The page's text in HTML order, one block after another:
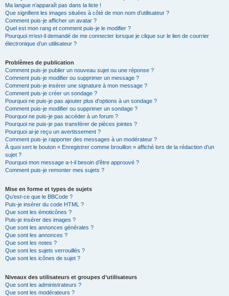
Ma langue n’apparaît pas dans la liste !
Que signifient les images situées à côté de mon nom d’utilisateur ?
Comment puis-je afficher un avatar ?
Quel est mon rang et comment puis-je le modifier ?
Pourquoi m’est-il demandé de me connecter lorsque je clique sur le lien de courrier
électronique d’un utilisateur ?
Problèmes de publication
Comment puis-je publier un nouveau sujet ou une réponse ?
Comment puis-je modifier ou supprimer un message ?
Comment puis-je insérer une signature à mon message ?
Comment puis-je créer un sondage ?
Pourquoi ne puis-je pas ajouter plus d’options à un sondage ?
Comment puis-je modifier ou supprimer un sondage ?
Pourquoi ne puis-je pas accéder à un forum ?
Pourquoi ne puis-je pas transférer de pièces jointes ?
Pourquoi ai-je reçu un avertissement ?
Comment puis-je rapporter des messages à un modérateur ?
À quoi sert le bouton « Enregistrer comme brouillon » affiché lors de la rédaction d’un
sujet ?
Pourquoi mon message a-t-il besoin d’être approuvé ?
Comment puis-je remonter mes sujets ?
Mise en forme et types de sujets
Qu’est-ce que le BBCode ?
Puis-je insérer du code HTML ?
Que sont les émoticônes ?
Puis-je insérer des images ?
Que sont les annonces générales ?
Que sont les annonces ?
Que sont les notes ?
Que sont les sujets verrouillés ?
Que sont les icônes de sujet ?
Niveaux des utilisateurs et groupes d’utilisateurs
Que sont les administrateurs ?
Que sont les modérateurs ?